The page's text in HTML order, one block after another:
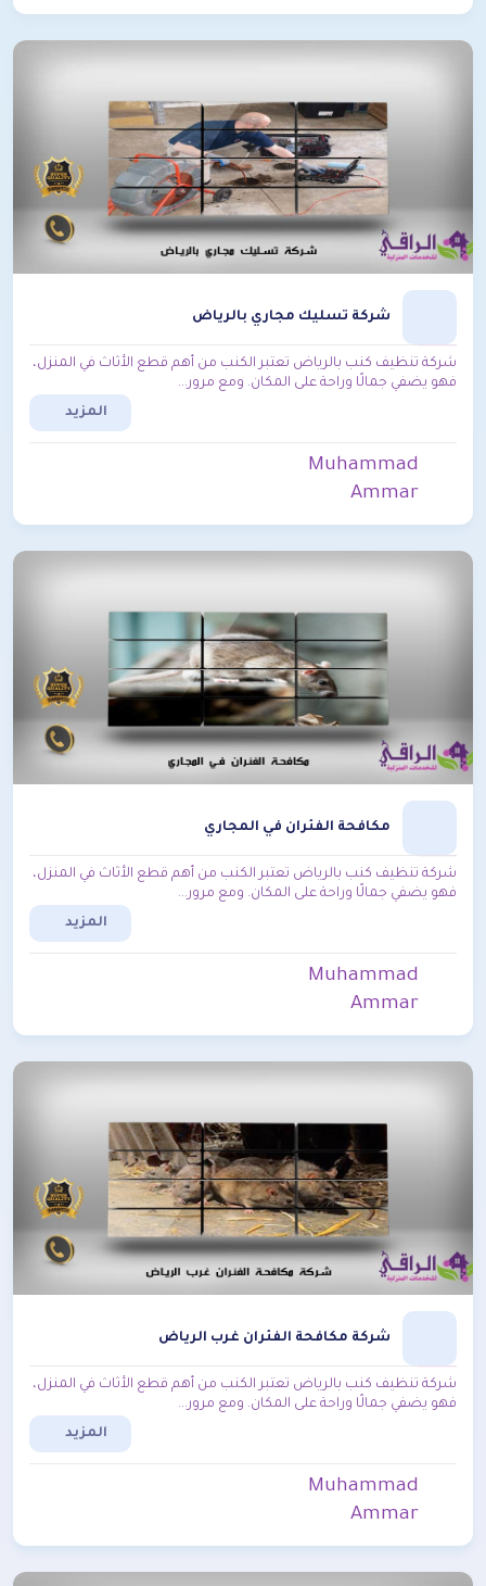
شركة تسليك مجاري بالرياض
شركة تنظيف كنب بالرياض تعتبر الكنب من أهم قطع الأثاث في المنزل،
فهو يضفي جمالًا وراحة على المكان. ومع مرور...
المزيد
Muhammad
Ammar
مكافحة الفئران في المجاري
شركة تنظيف كنب بالرياض تعتبر الكنب من أهم قطع الأثاث في المنزل،
فهو يضفي جمالًا وراحة على المكان. ومع مرور...
المزيد
Muhammad
Ammar
شركة مكافحة الفئران غرب الرياض
شركة تنظيف كنب بالرياض تعتبر الكنب من أهم قطع الأثاث في المنزل،
فهو يضفي جمالًا وراحة على المكان. ومع مرور...
المزيد
Muhammad
Ammar